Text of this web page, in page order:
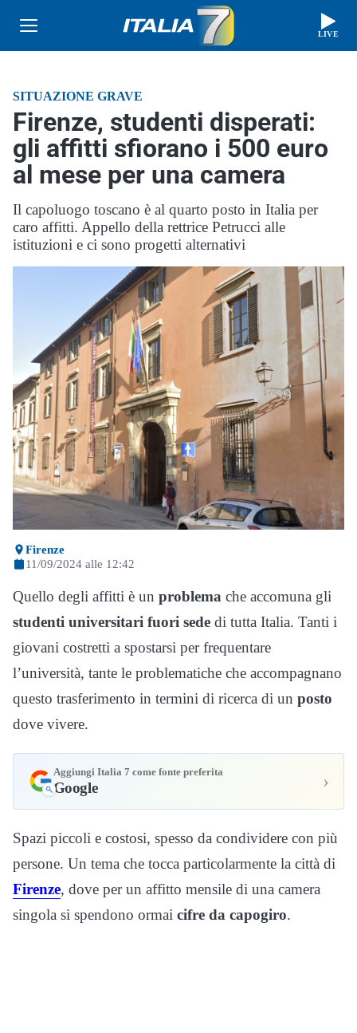
LIVE
SITUAZIONE GRAVE
Firenze, studenti disperati:
gli affitti sfiorano i 500 euro
al mese per una camera
Il capoluogo toscano è al quarto posto in Italia per
caro affitti. Appello della rettrice Petrucci alle
istituzioni e ci sono progetti alternativi
Firenze
11/09/2024 alle 12:42
Quello degli affitti è un problema che accomuna gli
studenti universitari fuori sede di tutta Italia. Tanti i
giovani costretti a spostarsi per frequentare
l’università, tante le problematiche che accompagnano
questo trasferimento in termini di ricerca di un posto
dove vivere.
Aggiungi Italia 7 come fonte preferita
Google ›
Spazi piccoli e costosi, spesso da condividere con più
persone. Un tema che tocca particolarmente la città di
Firenze, dove per un affitto mensile di una camera
singola si spendono ormai cifre da capogiro.